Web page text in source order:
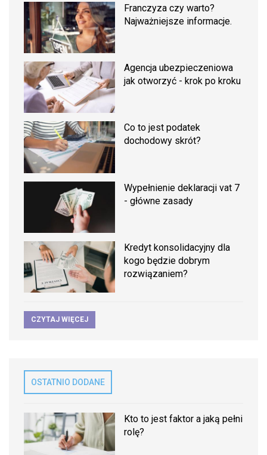
Franczyza czy warto?
Najważniejsze informacje.
Agencja ubezpieczeniowa
jak otworzyć - krok po kroku
Co to jest podatek
dochodowy skrót?
Wypełnienie deklaracji vat 7
- główne zasady
Kredyt konsolidacyjny dla
kogo będzie dobrym
rozwiązaniem?
CZYTAJ WIĘCEJ
OSTATNIO DODANE
Kto to jest faktor a jaką pełni
rolę?